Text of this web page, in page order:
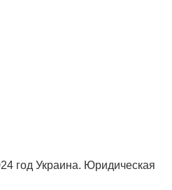
год Украина. Юридическая